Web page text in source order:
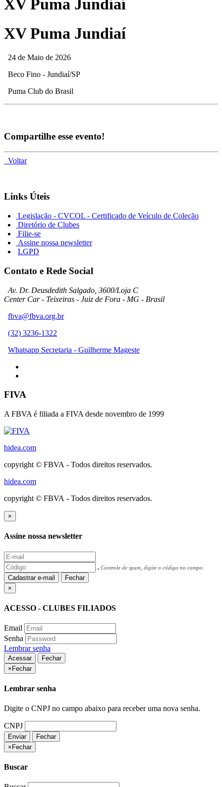
XV Puma Jundiaí
XV Puma Jundiaí
24 de Maio de 2026
Beco Fino - Jundiaí/SP
Puma Club do Brasil
Compartilhe esse evento!
Voltar
Links Úteis
Legislação - CVCOL - Certificado de Veículo de Coleção
Diretório de Clubes
Filie-se
Assine nossa newsletter
LGPD
Contato e Rede Social
Av. Dr. Deusdedith Salgado, 3600/Loja C
Center Car - Teixeiras - Juiz de Fora - MG - Brasil
fbva@fbva.org.br
(32) 3236-1322
Whatsapp Secretaria - Guilherme Mageste
FIVA
A FBVA é filiada a FIVA desde novembro de 1999
hidea.com
copyright © FBVA - Todos direitos reservados.
hidea.com
copyright © FBVA - Todos direitos reservados.
×
Assine nossa newsletter
Controle de spam, digite o código no campo.
Cadastrar e-mail
Fechar
×
ACESSO - CLUBES FILIADOS
Email
Senha
Lembrar senha
Acessar
Fechar
× Fechar
Lembrar senha
Digite o CNPJ no campo abaixo para receber uma nova senha.
CNPJ
Enviar
Fechar
×Fechar
Buscar